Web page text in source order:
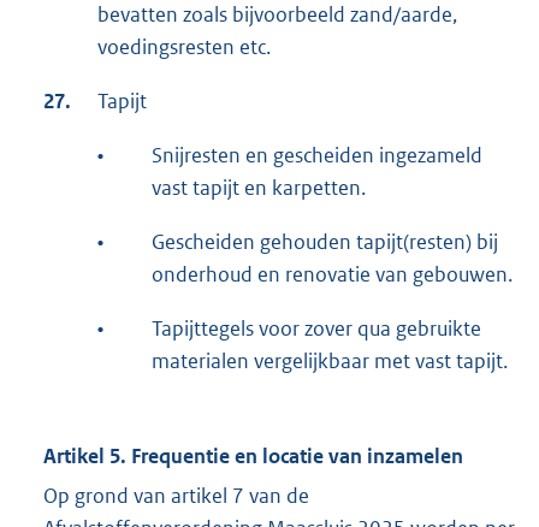
bevatten zoals bijvoorbeeld zand/aarde,
voedingsresten etc.
27. Tapijt
•
Snijresten en gescheiden ingezameld
vast tapijt en karpetten.
•
Gescheiden gehouden tapijt(resten) bij
onderhoud en renovatie van gebouwen.
•
Tapijttegels voor zover qua gebruikte
materialen vergelijkbaar met vast tapijt.
Artikel 5. Frequentie en locatie van inzamelen
Op grond van artikel 7 van de